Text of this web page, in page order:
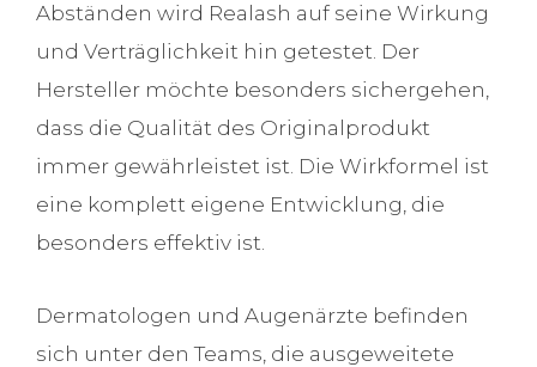
Abständen wird Realash auf seine Wirkung
und Verträglichkeit hin getestet. Der
Hersteller möchte besonders sichergehen,
dass die Qualität des Originalprodukt
immer gewährleistet ist. Die Wirkformel ist
eine komplett eigene Entwicklung, die
besonders effektiv ist.
Dermatologen und Augenärzte befinden
sich unter den Teams, die ausgeweitete